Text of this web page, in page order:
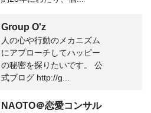
Group O'z
人の心や行動のメカニズム
にアプローチしてハッピー
の秘密を探りたいです。 公
式ブログ http://g...
NAOTO＠恋愛コンサル